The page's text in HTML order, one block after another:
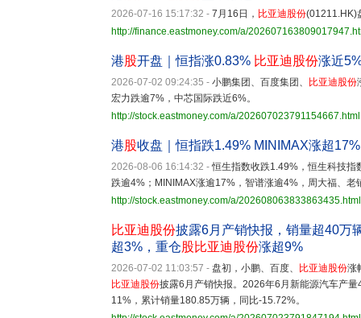
2026-07-16 15:17:32 - 7月16日， 比亚迪股份(01211.HK)
http://finance.eastmoney.com/a/
港股开盘｜恒指涨0.83% 比亚迪股份涨近
2026-07-02 09:24:35 - 小鹏集团、百度集团、 比亚迪股份
宏力跌逾7%，中芯国际跌近6%。
http://stock.eastmoney.com/a/202607023791154667.html
港股收盘｜恒指跌1.49% MINIMAX涨超17%
2026-08-06 16:14:32 -恒生指数收跌1.49%，恒生科技
跌逾4%；MINIMAX涨逾17%，智谱涨逾4%，周大福、老
http://stock.eastmoney.com/a/202608063833863435.html
比亚迪股份披露6月产销快报，销量超40万
超3%，重仓股比亚迪股份涨超9%
2026-07-02 11:03:57 - 盘初，小鹏、百度、 比亚迪股份涨
比亚迪股份披露6月产销快报。2026年6月新能源汽车产
11%，累计销量180.85万辆，同比-15.72%。